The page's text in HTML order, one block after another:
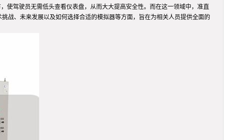
驾驶员无需低头查看仪表盘，从而大大提高安全性。而在这一领域中，准直
战、未来发展以及如何选择合适的模拟器等方面，旨在为相关人员提供全面的